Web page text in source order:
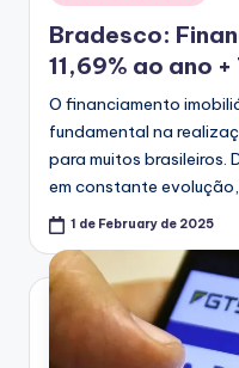
in
Bradesco:
11,69% ao ano +
O financiamento
fundamental na
para muitos brasileiros.
em constante
1 de February de 2025